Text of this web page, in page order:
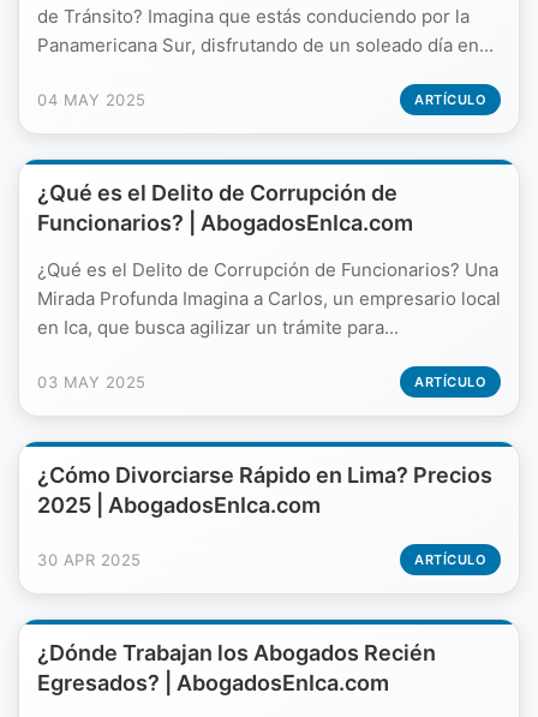
de Tránsito? Imagina que estás conduciendo por la
Panamericana Sur, disfrutando de un soleado día en...
04 MAY 2025 ARTÍCULO
¿Qué es el Delito de Corrupción de
Funcionarios? | AbogadosEnIca.com
¿Qué es el Delito de Corrupción de Funcionarios? Una
Mirada Profunda Imagina a Carlos, un empresario local
en Ica, que busca agilizar un trámite para...
03 MAY 2025 ARTÍCULO
¿Cómo Divorciarse Rápido en Lima? Precios
2025 | AbogadosEnIca.com
30 APR 2025 ARTÍCULO
¿Dónde Trabajan los Abogados Recién
Egresados? | AbogadosEnIca.com